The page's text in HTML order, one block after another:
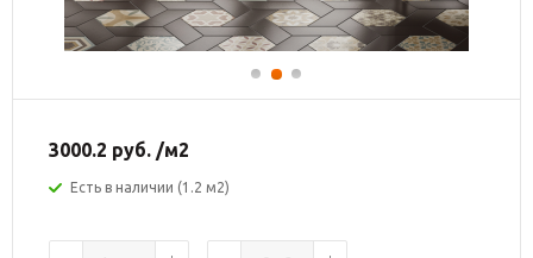
3000.2 руб. /м2
Есть в наличии (1.2 м2)